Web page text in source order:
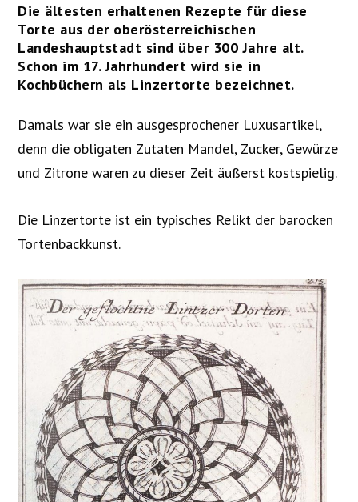
Die ältesten erhaltenen Rezepte für diese
Torte aus der oberösterreichischen
Landeshauptstadt sind über 300 Jahre alt.
Schon im 17. Jahrhundert wird sie in
Kochbüchern als Linzertorte bezeichnet.
Damals war sie ein ausgesprochener Luxusartikel,
denn die obligaten Zutaten Mandel, Zucker, Gewürze
und Zitrone waren zu dieser Zeit äußerst kostspielig.
Die Linzertorte ist ein typisches Relikt der barocken
Tortenbackkunst.